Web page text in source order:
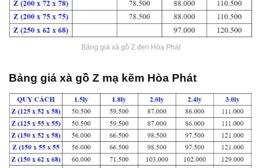
Bảng giá xà gồ Z đen Hòa Phát
Bảng giá xà gồ Z mạ kẽm Hòa Phát